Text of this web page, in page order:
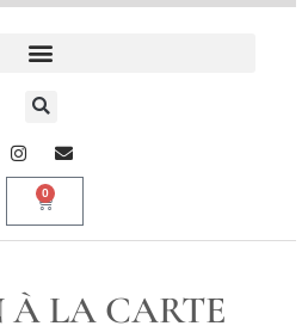
0
LA CARTE